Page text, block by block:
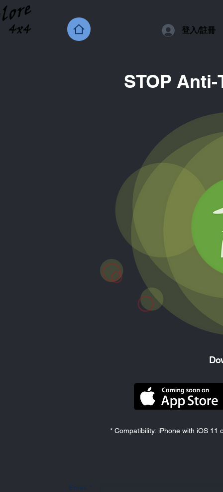
登入/註冊
STOP
* Compatibility: iPhone with iOS
Email: *